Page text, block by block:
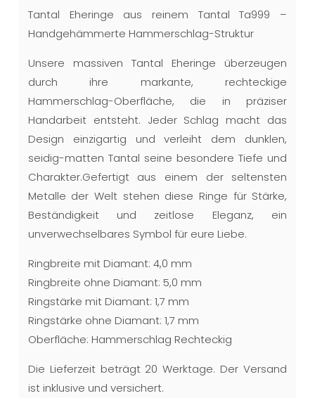
Tantal Eheringe aus reinem Tantal Ta999 –
Handgehämmerte Hammerschlag-Struktur
Unsere massiven Tantal Eheringe überzeugen
durch ihre markante, rechteckige
Hammerschlag-Oberfläche, die in präziser
Handarbeit entsteht. Jeder Schlag macht das
Design einzigartig und verleiht dem dunklen,
seidig-matten Tantal seine besondere Tiefe und
Charakter.Gefertigt aus einem der seltensten
Metalle der Welt stehen diese Ringe für Stärke,
Beständigkeit und zeitlose Eleganz, ein
unverwechselbares Symbol für eure Liebe.
Ringbreite mit Diamant: 4,0 mm
Ringbreite ohne Diamant: 5,0 mm
Ringstärke mit Diamant: 1,7 mm
Ringstärke ohne Diamant: 1,7 mm
Oberfläche: Hammerschlag Rechteckig
Die Lieferzeit beträgt 20 Werktage. Der Versand
ist inklusive und versichert.